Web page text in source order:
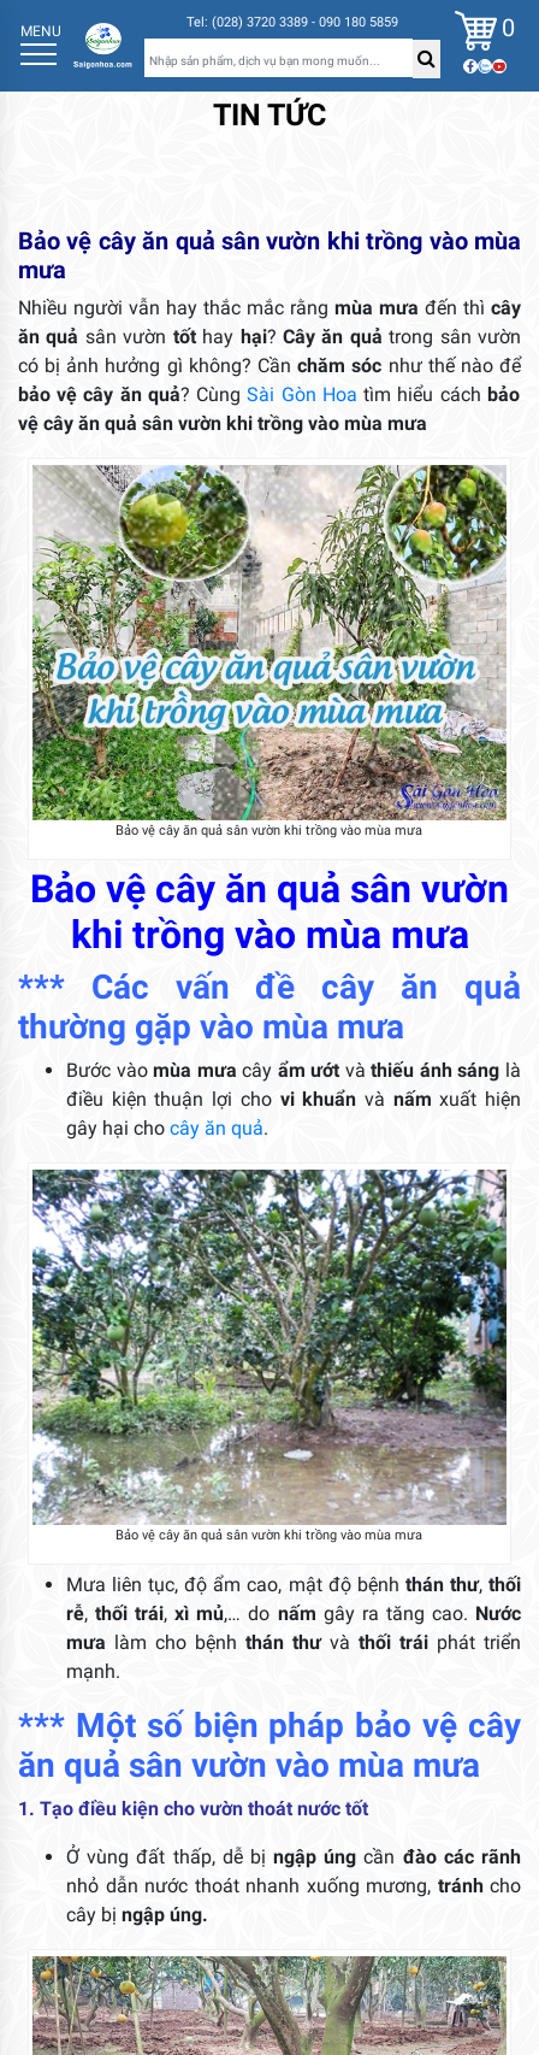
MENU Tel: (028) 3720 3389 - 090 180 5859 0
TIN TỨC
Bảo vệ cây ăn quả sân vườn khi trồng vào mùa
mưa
Nhiều người vẫn hay thắc mắc rằng mùa mưa đến thì cây
ăn quả sân vườn tốthay hại? Cây ăn quả trong sân vườn
có bị ảnh hưởng gì không? Cầnchăm sóc như thế nào để
bảo vệ cây ăn quả? Cùng Sài Gòn Hoa tìm hiểu cách bảo
vệ cây ăn quả sân vườn khi trồng vào mùa mưa
Bảo vệ cây ăn quả sân vườn khi trồng vào mùa mưa
Bảo vệ cây ăn quả sân vườn
khi trồng vào mùa mưa
*** Các vấn đề cây ăn quả
thường gặp vào mùa mưa
Bước vàomùa mưa cây ẩm ướtvà thiếu ánh sáng là
điều kiện thuận lợi cho vi khuẩn và nấm xuất hiện
gây hại cho cây ăn quả.
Bảo vệ cây ăn quả sân vườn khi trồng vào mùa mưa
Mưa liên tục, độ ẩm cao, mật độ bệnh thán thư,thối
rễ,thối trái,xì mủ,… do nấm gây ra tăng cao. Nước
mưa làm cho bệnh thán thưvà thối trái phát triển
mạnh.
*** Một số biện pháp bảo vệ cây
ăn quả sân vườn vào mùa mưa
1. Tạo điều kiện cho vườn thoát nước tốt
Ở vùng đất thấp, dễ bịngập úng cần đào các rãnh
nhỏ dẫn nước thoát nhanh xuống mương, tránhcho
cây bị ngập úng.